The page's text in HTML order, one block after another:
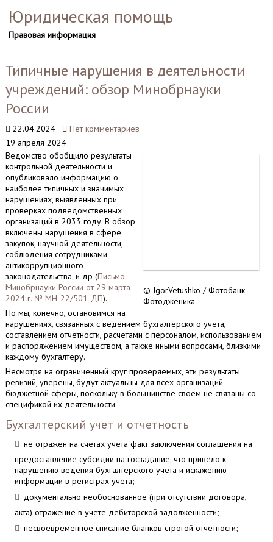
Юридическая помощь
Правовая информация
Типичные нарушения в деятельности
учреждений: обзор Минобрнауки
России
22.04.2024
Нет комментариев
19 апреля 2024
© IgorVetushko / Фотобанк
Фотодженика
Ведомство обобщило результаты
контрольной деятельности и
опубликовало информацию о
наиболее типичных и значимых
нарушениях, выявленных при
проверках подведомственных
организаций в 2033 году. В обзор
включены нарушения в сфере
закупок, научной деятельности,
соблюдения сотрудниками
антикоррупционного
законодательства, и др (Письмо
Минобрнауки России от 29 марта
2024 г. № МН-22/501-ДП).
Но мы, конечно, остановимся на
нарушениях, связанных с ведением бухгалтерского учета,
составлением отчетности, расчетами с персоналом, использованием
и распоряжением имуществом, а также иными вопросами, близкими
каждому бухгалтеру.
Несмотря на ограниченный круг проверяемых, эти результаты
ревизий, уверены, будут актуальны для всех организаций
бюджетной сферы, поскольку в большинстве своем не связаны со
спецификой их деятельности.
Бухгалтерский учет и отчетность
не отражен на счетах учета факт заключения соглашения на
предоставление субсидии на госзадание, что привело к
нарушению ведения бухгалтерского учета и искажению
информации в регистрах учета;
документально необоснованное (при отсутствии договора,
акта) отражение в учете дебиторской задолженности;
несвоевременное списание бланков строгой отчетности;